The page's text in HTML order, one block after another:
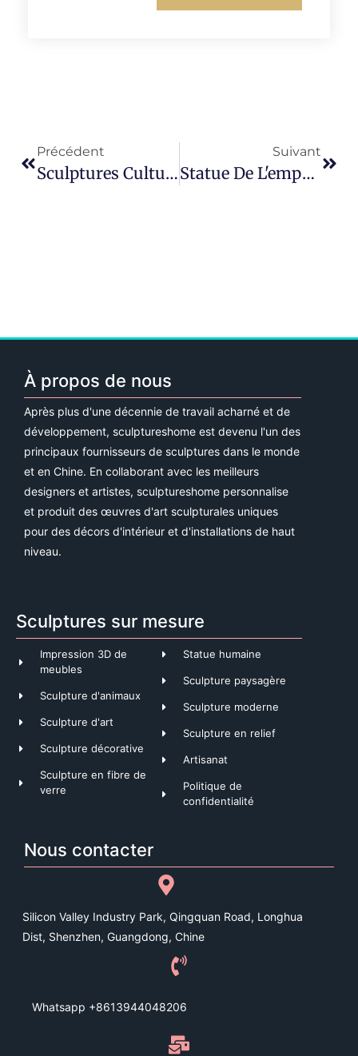
Précédent
Sculptures Culturelles Chinoises Sur Le Thème Du Cheval, Profitez Des Chevaux
Suivant
Statue De L'empereur Chinois
À propos de nous
Après plus d'une décennie de travail acharné et de
développement, sculptureshome est devenu l'un des
principaux fournisseurs de sculptures dans le monde
et en Chine. En collaborant avec les meilleurs
designers et artistes, sculptureshome personnalise
et produit des œuvres d'art sculpturales uniques
pour des décors d'intérieur et d'installations de haut
niveau.
Sculptures sur mesure
Impression 3D de
meubles
Sculpture d'animaux
Sculpture d'art
Sculpture décorative
Sculpture en fibre de
verre
Statue humaine
Sculpture paysagère
Sculpture moderne
Sculpture en relief
Artisanat
Politique de
confidentialité
Nous contacter
Silicon Valley Industry Park, Qingquan Road, Longhua
Dist, Shenzhen, Guangdong, Chine
Whatsapp +8613944048206